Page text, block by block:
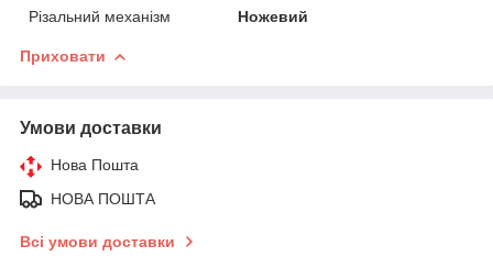
Різальний механізм
Ножевий
Приховати
Умови доставки
Нова Пошта
НОВА ПОШТА
Всі умови доставки